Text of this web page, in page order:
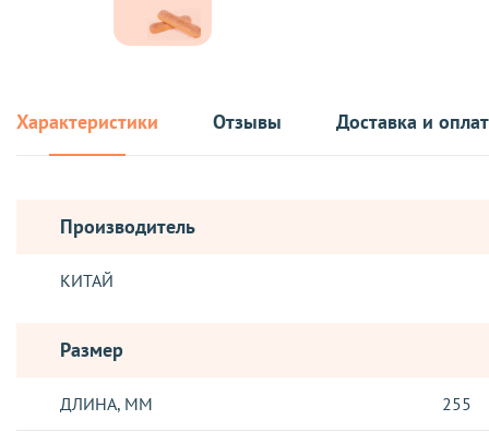
Характеристики Отзывы Доставка и
Производитель
КИТАЙ
Размер
ДЛИНА, ММ 255